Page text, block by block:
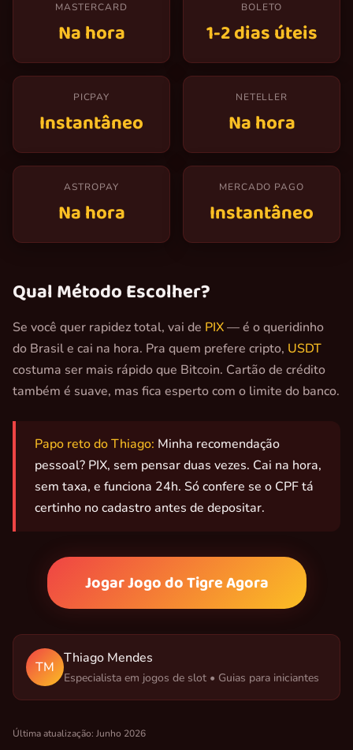
MASTERCARD
Na hora
BOLETO
1-2 dias úteis
PICPAY
Instantâneo
NETELLER
Na hora
ASTROPAY
Na hora
MERCADO PAGO
Instantâneo
Qual Método Escolher?
Se você quer rapidez total, vai de PIX— é o queridinho
do Brasil e cai na hora. Pra quem prefere cripto, USDT
costuma ser mais rápido que Bitcoin. Cartão de crédito
também é suave, mas fica esperto com o limite do banco.
Papo reto do Thiago: Minha recomendação
pessoal? PIX, sem pensar duas vezes. Cai na hora,
sem taxa, e funciona 24h. Só confere se o CPF tá
certinho no cadastro antes de depositar.
Jogar Jogo do Tigre Agora
TM
Thiago Mendes
Especialista em jogos de slot • Guias para iniciantes
Última atualização: Junho 2026